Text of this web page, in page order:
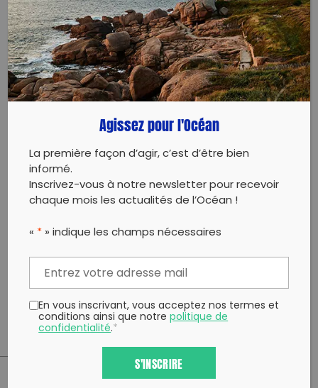
Évènement proposé par :
CleanMyIsland
La Journée mondiale du nettoyage de la planète, est
une initiative mondiale qui mobilise les citoyens afin
de ramasser les déchets abandonnés polluant notre
environnement. 211 pays participent à cette journée.
Comme chaque année CLEANMYISLAND organise un
clean afin de promouvoir cette journée écologique
et solidaire 🌿
Rejoins-nous le 21 septembre à Bouillante pour un
clean entre terre et mer. A pied, en palmes masque
tuba où en plongée, il y en aura pour tous les goûts !
Infos sur notre site web 🙂
Agissez pour l'Océan
La première façon d’agir, c’est d’être bien
informé.
Inscrivez-vous à notre newsletter pour recevoir
chaque mois les actualités de l’Océan !
« * » indique les champs nécessaires
En vous inscrivant, vous acceptez nos termes et
conditions ainsi que notrepolitique de
confidentialité.*
S'INSCRIRE